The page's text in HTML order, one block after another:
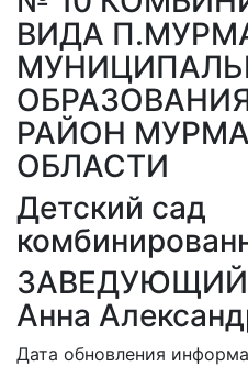
ВИДА
РАЙОН
ОБЛАСТИ
Детский сад
ЗАВЕДУЮЩИЙ
Анна
Дата обновления